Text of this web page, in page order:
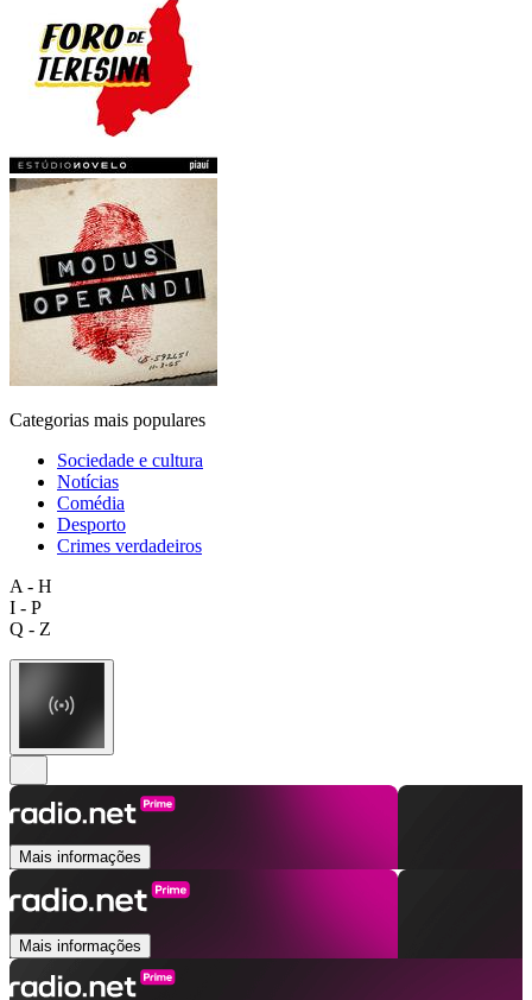
Categorias mais populares
Sociedade e cultura
Notícias
Comédia
Desporto
Crimes verdadeiros
A - H
I - P
Q - Z
Mais informações
Mais informações